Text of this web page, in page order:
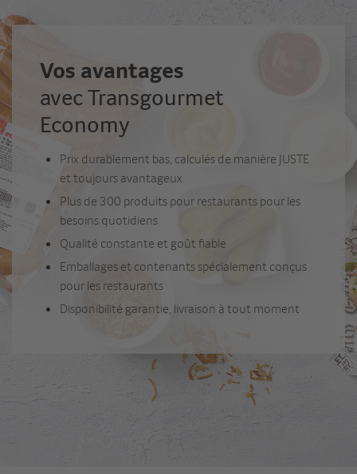
Vos avantages
avec Transgourmet
Economy
Prix durablement bas, calculés de manière JUSTE
et toujours avantageux
Plus de 300 produits pour restaurants pour les
besoins quotidiens
Qualité constante et goût fiable
Emballages et contenants spécialement conçus
pour les restaurants
Disponibilité garantie, livraison à tout moment